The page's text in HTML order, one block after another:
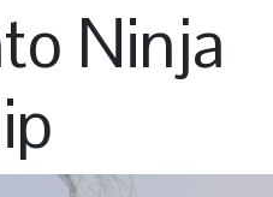
Ninja